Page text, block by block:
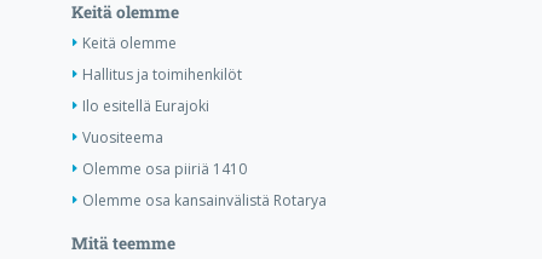
Keitä olemme
Keitä olemme
Hallitus ja toimihenkilöt
Ilo esitellä Eurajoki
Vuositeema
Olemme osa piiriä 1410
Olemme osa kansainvälistä Rotarya
Mitä teemme